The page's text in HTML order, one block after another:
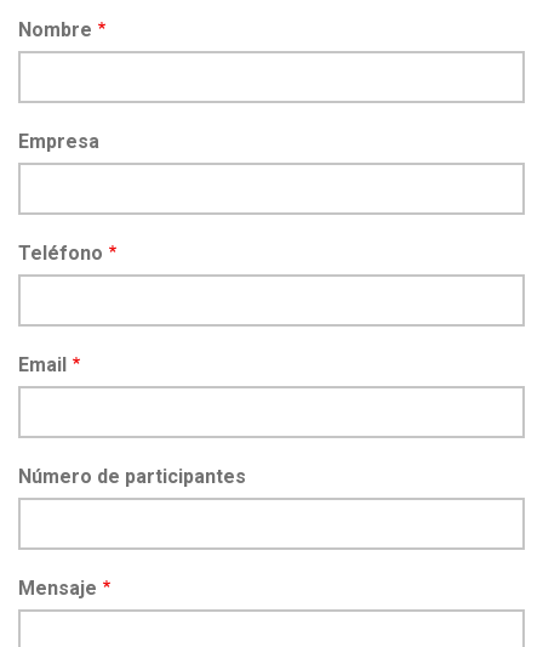
Nombre
Empresa
Teléfono
Email
Número de participantes
Mensaje